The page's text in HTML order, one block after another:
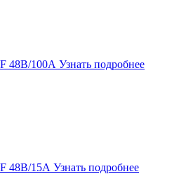
48В/100А Узнать подробнее
48В/15А Узнать подробнее